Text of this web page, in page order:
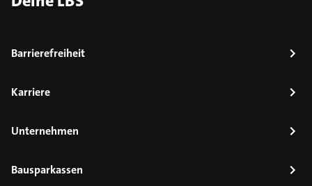
Barrierefreiheit
Karriere
Unternehmen
Bausparkassen